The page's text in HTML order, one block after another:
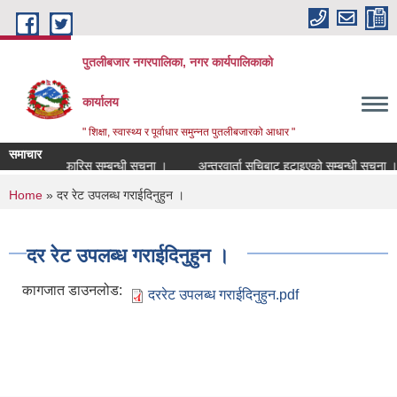
Skip to main content
पुतलीबजार नगरपालिका, नगर कार्यपालिकाको
कार्यालय
" शिक्षा, स्वास्थ्य र पूर्वाधार समुन्नत पुतलीबजारको आधार "
समाचार
उम्मेदवार सिफारिस सम्बन्धी सूचना ।
अन्तरवार्ता सूचिबाट हटाइएको सम्बन्धी सूचना ।
You are here
Home » दर रेट उपलब्ध गराईदिनुहुन ।
दर रेट उपलब्ध गराईदिनुहुन ।
कागजात डाउनलोड: दररेट उपलब्ध गराईदिनुहुन.pdf